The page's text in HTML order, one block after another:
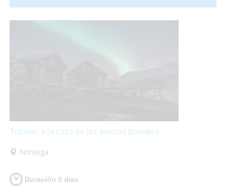
te puedas imaginar. Y Roma no es sólo visitar
Tromsø: a la caza de las auroras boreales
Noruega
Duración 5 dias